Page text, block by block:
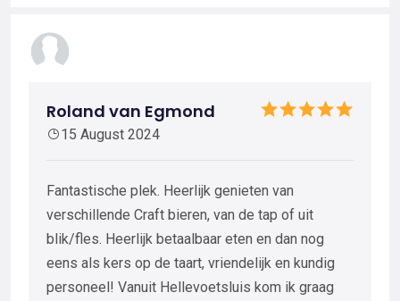
Roland van Egmond
15 August 2024
Fantastische plek. Heerlijk genieten van
verschillende Craft bieren, van de tap of uit
blik/fles. Heerlijk betaalbaar eten en dan nog
eens als kers op de taart, vriendelijk en kundig
personeel! Vanuit Hellevoetsluis kom ik graag